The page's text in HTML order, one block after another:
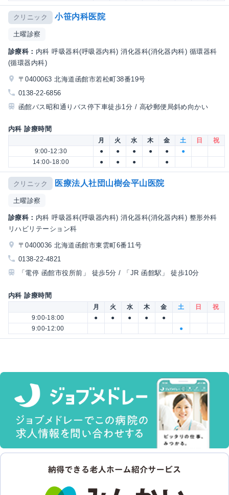
クリニック 小笹内科医院
土曜診察
診療科： 内科 呼吸器科(呼吸器内科) 消化器科(消化器内科) 循環器科
(循環器内科)
〒0400063 北海道函館市若松町38番19号
0138-22-6856
函館バス昭和通りバス停下車徒歩1分 / 高砂郵便局斜め向かい
内科 診療時間
月 火 水 木 金 土 日
祝
9:00-12:30
● ● ● ● ●
●
14:00-18:00
● ● ● ●
クリニック 医療法人社団山樹会平山医院
土曜診察
診療科： 内科 呼吸器科(呼吸器内科) 消化器科(消化器内科) 整形外科
リハビリテーション科
〒0400036 北海道函館市東雲町6番11号
0138-22-4821
「電停 函館市役所前」 徒歩5分 / 「JR 函館駅」 徒歩10分
内科 診療時間
月 火 水 木 金 土 日
祝
9:00-18:00
● ● ● ●
●
9:00-12:00
●